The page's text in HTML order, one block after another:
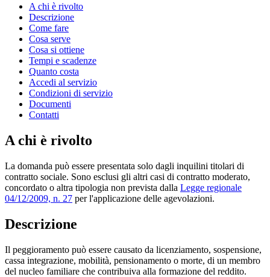
A chi è rivolto
Descrizione
Come fare
Cosa serve
Cosa si ottiene
Tempi e scadenze
Quanto costa
Accedi al servizio
Condizioni di servizio
Documenti
Contatti
A chi è rivolto
La domanda può essere presentata solo dagli inquilini titolari di
contratto sociale. Sono esclusi gli altri casi di contratto moderato,
concordato o altra tipologia non prevista dalla Legge regionale
04/12/2009, n. 27 per l'applicazione delle agevolazioni.
Descrizione
Il peggioramento può essere causato da licenziamento, sospensione,
cassa integrazione, mobilità, pensionamento o morte, di un membro
del nucleo familiare che contribuiva alla formazione del reddito.